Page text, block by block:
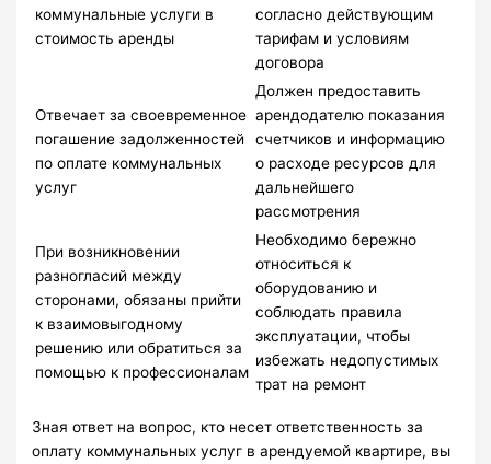
коммунальные услуги в
стоимость аренды
согласно действующим
тарифам и условиям
договора
Отвечает за своевременное
погашение задолженностей
по оплате коммунальных
услуг
Должен предоставить
арендодателю показания
счетчиков и информацию
о расходе ресурсов для
дальнейшего
рассмотрения
При возникновении
разногласий между
сторонами, обязаны прийти
к взаимовыгодному
решению или обратиться за
помощью к профессионалам
Необходимо бережно
относиться к
оборудованию и
соблюдать правила
эксплуатации, чтобы
избежать недопустимых
трат на ремонт
Зная ответ на вопрос, кто несет ответственность за
оплату коммунальных услуг в арендуемой квартире, вы